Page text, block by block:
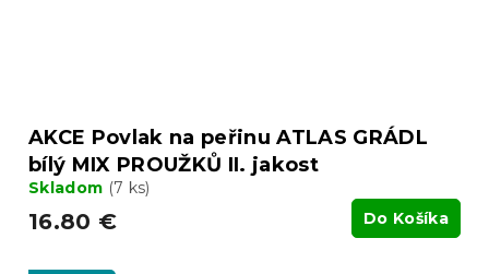
AKCE Povlak na peřinu ATLAS GRÁDL
bílý MIX PROUŽKŮ II. jakost
Skladom (7 ks)
16.80 € Do Košíka